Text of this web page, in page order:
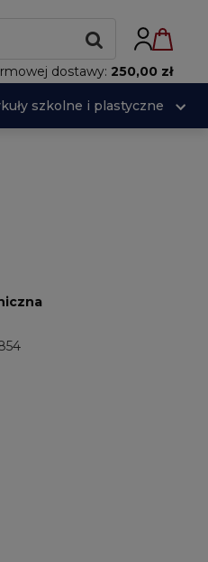
dostawy: 250,00 zł
szkolne i plastyczne